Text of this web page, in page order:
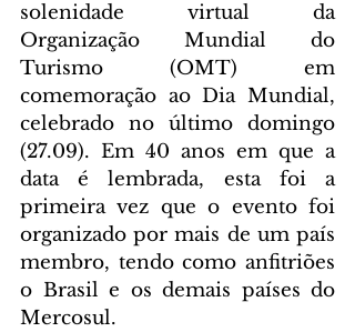
solenidade virtual da
Organização Mundial do
Turismo (OMT) em
comemoração ao Dia Mundial,
celebrado no último domingo
(27.09). Em 40 anos em que a
data é lembrada, esta foi a
primeira vez que o evento foi
organizado por mais de um país
membro, tendo como anfitriões
o Brasil e os demais países do
Mercosul.